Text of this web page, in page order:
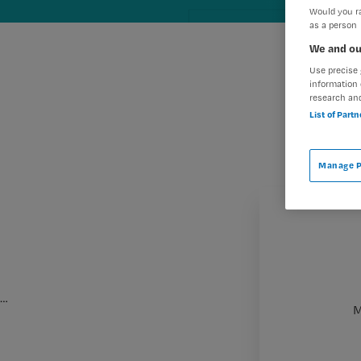
…
Would you
as a person
We and
Use
information
research
List of
Manage